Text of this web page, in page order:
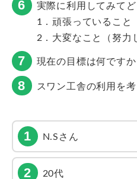
実際に利用してみてど
1．頑張っていること
2．大変なこと（努力
現在の目標は何ですか
スワン工舎の利用を
N.Sさん
20代